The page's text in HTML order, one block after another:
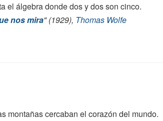
el álgebra donde dos y dos son cinco.
nos mira" (1929), Thomas Wolfe
montañas cercaban el corazón del mundo.